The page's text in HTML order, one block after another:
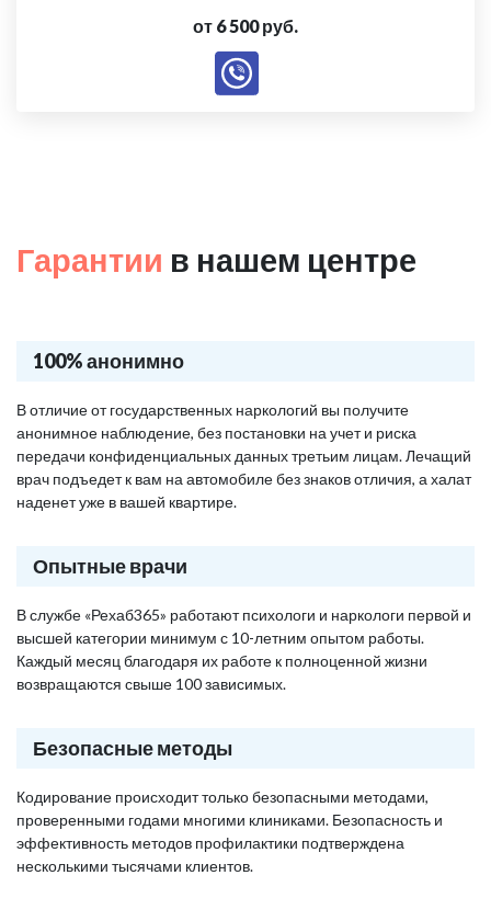
от 6 500 руб.
Гарантии в нашем центре
100% анонимно
В отличие от государственных наркологий вы получите
анонимное наблюдение, без постановки на учет и риска
передачи конфиденциальных данных третьим лицам. Лечащий
врач подъедет к вам на автомобиле без знаков отличия, а халат
наденет уже в вашей квартире.
Опытные врачи
В службе «Рехаб365» работают психологи и наркологи первой и
высшей категории минимум с 10-летним опытом работы.
Каждый месяц благодаря их работе к полноценной жизни
возвращаются свыше 100 зависимых.
Безопасные методы
Кодирование происходит только безопасными методами,
проверенными годами многими клиниками. Безопасность и
эффективность методов профилактики подтверждена
несколькими тысячами клиентов.